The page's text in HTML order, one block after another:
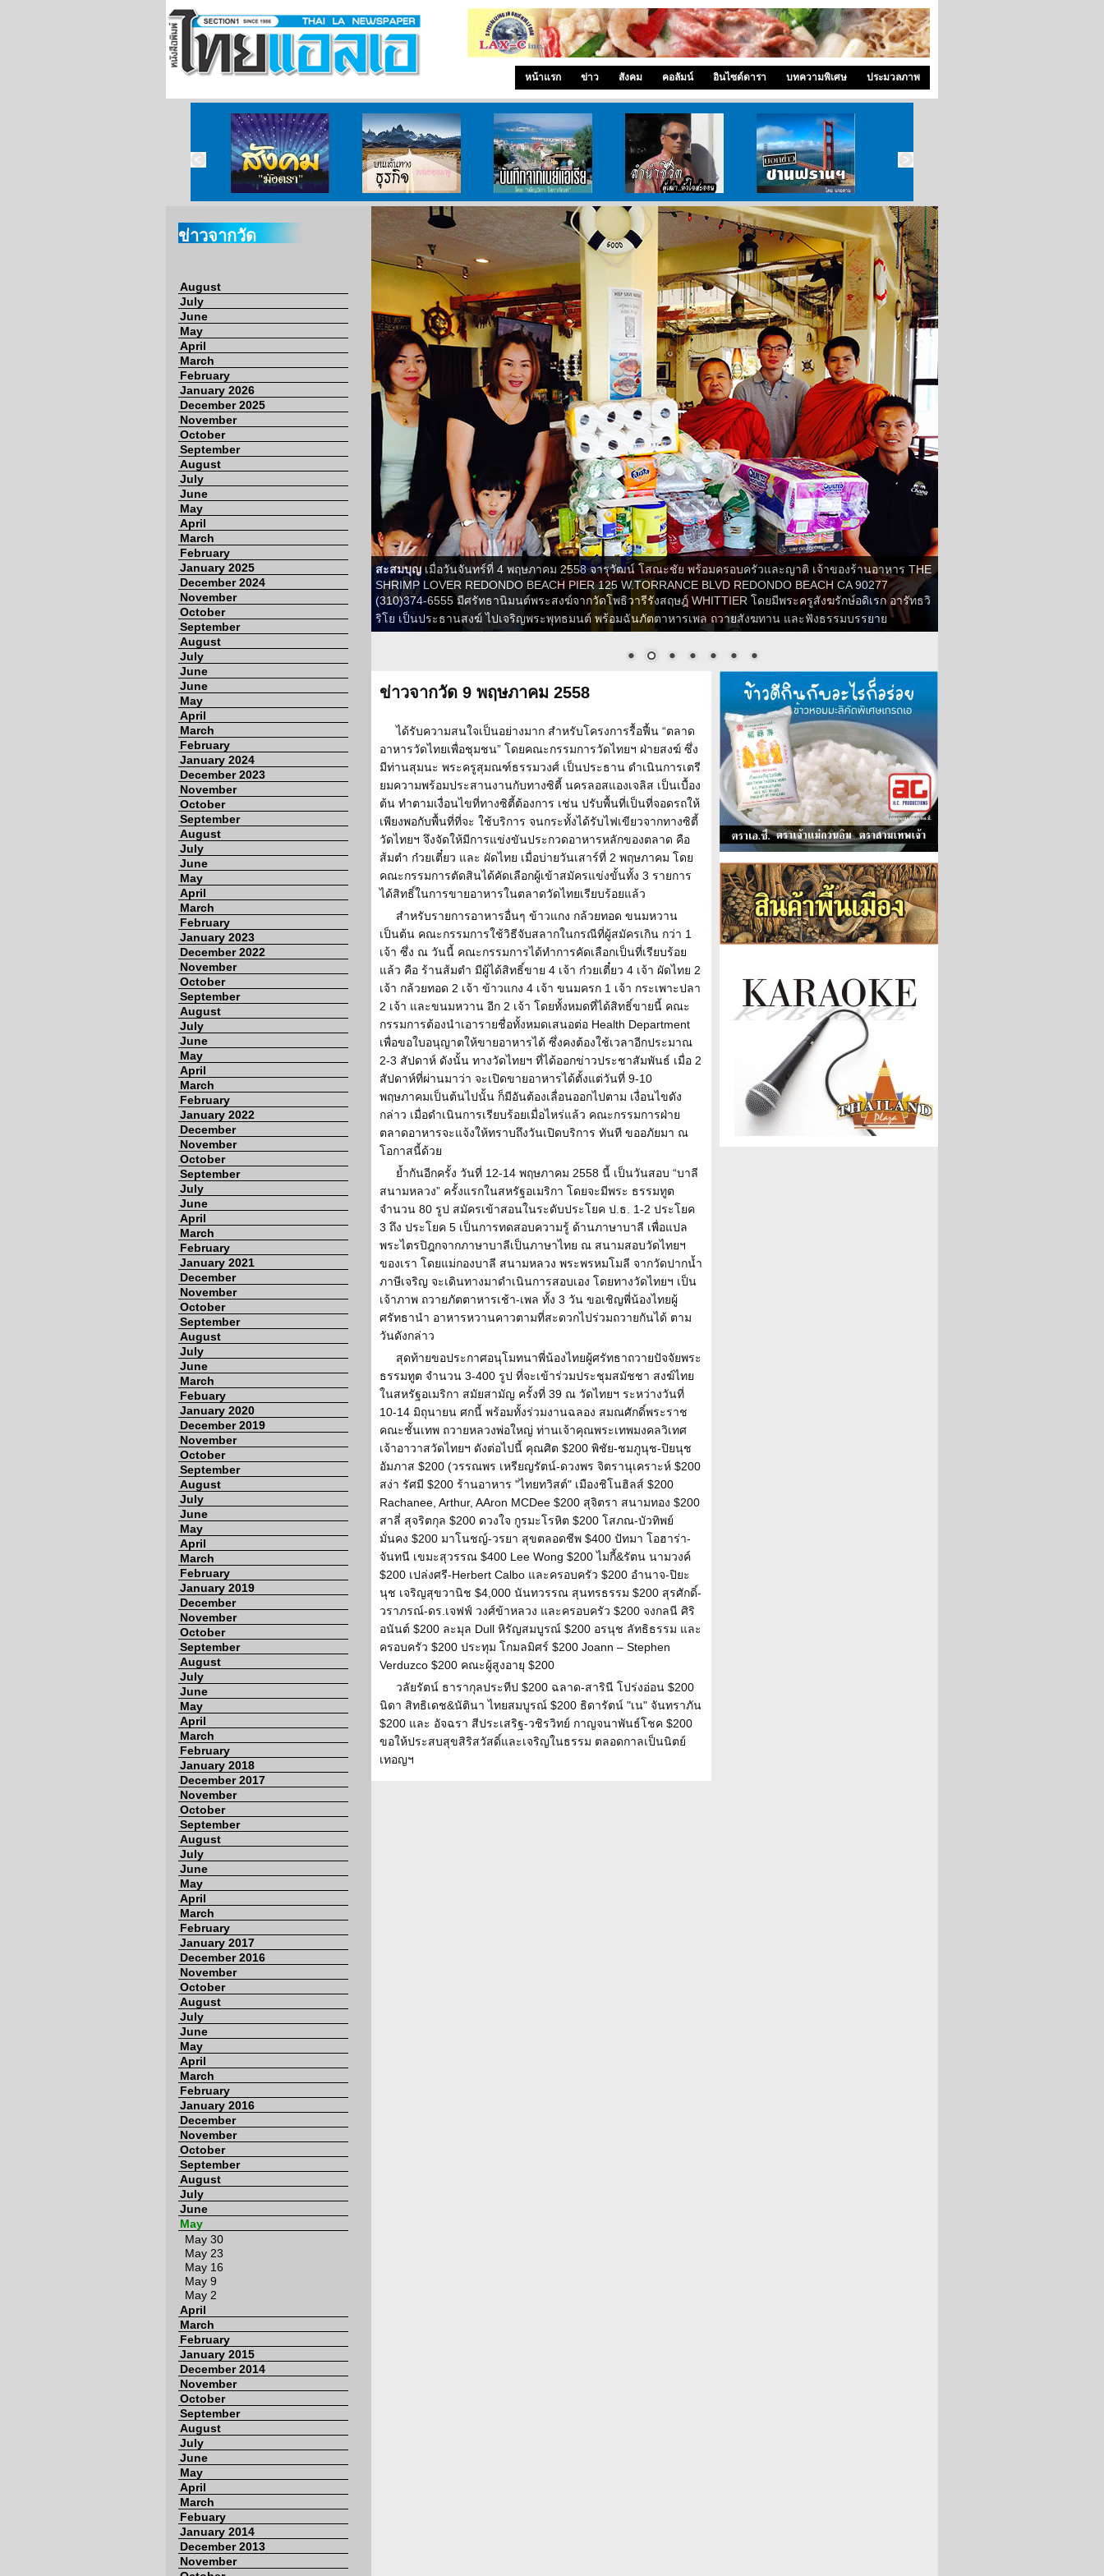
หน้าแรก ข่าว สังคม คอลัมน์ อินไซด์ดารา บทความพิเศษ ประมวลภาพ
สังคมมังตรา บนเส้นทางธุรกิจ บันทึกจากเบย์เอเรีย ลำนำ..ชีวิต บอกข่าว ซานฟราน ท่องไปใน San Francisco
ข่าวจากวัด
August
July
June
May
April
March
February
January 2026
December 2025
November
October
September
August
July
June
May
April
March
February
January 2025
December 2024
November
October
September
August
July
June
June
May
April
March
February
January 2024
December 2023
November
October
September
August
July
June
May
April
March
February
January 2023
December 2022
November
October
September
August
July
June
May
April
March
February
January 2022
December
November
October
September
July
June
April
March
February
January 2021
December
November
October
September
August
July
June
March
Febuary
January 2020
December 2019
November
October
September
August
July
June
May
April
March
February
January 2019
December
November
October
September
August
July
June
May
April
March
February
January 2018
December 2017
November
October
September
August
July
June
May
April
March
February
January 2017
December 2016
November
October
August
July
June
May
April
March
February
January 2016
December
November
October
September
August
July
June
May
May 30
May 23
May 16
May 9
May 2
April
March
February
January 2015
December 2014
November
October
September
August
July
June
May
April
March
Febuary
January 2014
December 2013
November
สะสมบุญเมื่อวันจันทร์ที่ 4 พฤษภาคม 2558 จารุวัฒน์ โสณะชัย พร้อมครอบครัวและญาติ เจ้าของร้านอาหาร THE
SHRIMP LOVER REDONDO BEACH PIER 125 W.TORRANCE BLVD REDONDO BEACH CA 90277
(310)374-6555 มีศรัทธานิมนต์พระสงฆ์จากวัดโพธิวารีรังสฤษฎ์ WHITTIER โดยมีพระครูสังฆรักษ์อดิเรก อารัทธวิ
ริโย เป็นประธานสงฆ์ ไปเจริญพระพุทธมนต์ พร้อมฉันภัตตาหารเพล ถวายสังฆทาน และฟังธรรมบรรยาย
ข่าวจากวัด 9 พฤษภาคม 2558
ได้รับความสนใจเป็นอย่างมาก สำหรับโครงการรื้อฟื้น “ตลาด
อาหารวัดไทยเพื่อชุมชน” โดยคณะกรรมการวัดไทยฯ ฝ่ายสงฆ์ ซึ่ง
มีท่านสุมนะ พระครูสุมณฑ์ธรรมวงศ์ เป็นประธาน ดำเนินการเตรี
ยมความพร้อมประสานงานกับทางซิตี้ นครลอสแองเจลิส เป็นเบื้อง
ต้น ทำตามเงื่อนไขที่ทางซิตี้ต้องการ เช่น ปรับพื้นที่เป็นที่จอดรถให้
เพียงพอกับพื้นที่ที่จะ ใช้บริการ จนกระทั้งได้รับไฟเขียวจากทางซิตี้
วัดไทยฯ จึงจัดให้มีการแข่งขันประกวดอาหารหลักของตลาด คือ
ส้มตำ ก๋วยเตี๋ยว และ ผัดไทย เมื่อบ่ายวันเสาร์ที่ 2 พฤษภาคม โดย
คณะกรรมการตัดสินได้คัดเลือกผู้เข้าสมัครแข่งขั้นทั้ง 3 รายการ
ได้สิทธิ์ในการขายอาหารในตลาดวัดไทยเรียบร้อยแล้ว
สำหรับรายการอาหารอื่นๆ ข้าวแกง กล้วยทอด ขนมหวาน
เป็นต้น คณะกรรมการใช้วิธีจับสลากในกรณีที่ผู้สมัครเกิน กว่า 1
เจ้า ซึ่ง ณ วันนี้ คณะกรรมการได้ทำการคัดเลือกเป็นที่เรียบร้อย
แล้ว คือ ร้านส้มตำ มีผู้ได้สิทธิ์ขาย 4 เจ้า ก๋วยเตี๋ยว 4 เจ้า ผัดไทย 2
เจ้า กล้วยทอด 2 เจ้า ข้าวแกง 4 เจ้า ขนมครก 1 เจ้า กระเพาะปลา
2 เจ้า และขนมหวาน อีก 2 เจ้า โดยทั้งหมดที่ได้สิทธิ์ขายนี้ คณะ
กรรมการต้องนำเอารายชื่อทั้งหมดเสนอต่อ Health Department
เพื่อขอใบอนุญาตให้ขายอาหารได้ ซึ่งคงต้องใช้เวลาอีกประมาณ
2-3 สัปดาห์ ดังนั้น ทางวัดไทยฯ ที่ได้ออกข่าวประชาสัมพันธ์ เมื่อ 2
สัปดาห์ที่ผ่านมาว่า จะเปิดขายอาหารได้ตั้งแต่วันที่ 9-10
พฤษภาคมเป็นต้นไปนั้น ก็มีอันต้องเลื่อนออกไปตาม เงื่อนไขดัง
กล่าว เมื่อดำเนินการเรียบร้อยเมื่อไหร่แล้ว คณะกรรมการฝ่าย
ตลาดอาหารจะแจ้งให้ทราบถึงวันเปิดบริการ ทันที ขออภัยมา ณ
โอกาสนี้ด้วย
ย้ำกันอีกครั้ง วันที่ 12-14 พฤษภาคม 2558 นี้ เป็นวันสอบ “บาลี
สนามหลวง” ครั้งแรกในสหรัฐอเมริกา โดยจะมีพระ ธรรมทูต
จำนวน 80 รูป สมัครเข้าสอนในระดับประโยค ป.ธ. 1-2 ประโยค
3 ถึง ประโยค 5 เป็นการทดสอบความรู้ ด้านภาษาบาลี เพื่อแปล
พระไตรปิฎกจากภาษาบาลีเป็นภาษาไทย ณ สนามสอบวัดไทยฯ
ของเรา โดยแม่กองบาลี สนามหลวง พระพรหมโมลี จากวัดปากน้ำ
ภาษีเจริญ จะเดินทางมาดำเนินการสอบเอง โดยทางวัดไทยฯ เป็น
เจ้าภาพ ถวายภัตตาหารเช้า-เพล ทั้ง 3 วัน ขอเชิญพี่น้องไทยผู้
ศรัทธานำ อาหารหวานคาวตามที่สะดวกไปร่วมถวายกันได้ ตาม
วันดังกล่าว
สุดท้ายขอประกาศอนุโมทนาพี่น้องไทยผู้ศรัทธาถวายปัจจัยพระ
ธรรมทูต จำนวน 3-400 รูป ที่จะเข้าร่วมประชุมสมัชชา สงฆ์ไทย
ในสหรัฐอเมริกา สมัยสามัญ ครั้งที่ 39 ณ วัดไทยฯ ระหว่างวันที่
10-14 มิถุนายน ศกนี้ พร้อมทั้งร่วมงานฉลอง สมณศักดิ์พระราช
คณะชั้นเทพ ถวายหลวงพ่อใหญ่ ท่านเจ้าคุณพระเทพมงคลวิเทศ
เจ้าอาวาสวัดไทยฯ ดังต่อไปนี้ คุณศิต $200 พิชัย-ชมภูนุช-ปิยนุช
อัมภาส $200 (วรรณพร เหรียญรัตน์-ดวงพร จิตรานุเคราะห์ $200
สง่า รัศมี $200 ร้านอาหาร "ไทยทวิสต์" เมืองชิโนฮิลส์ $200
Rachanee, Arthur, AAron MCDee $200 สุจิตรา สนามทอง $200
สาลี่ สุจริตกุล $200 ดวงใจ กูรมะโรหิต $200 โสภณ-บัวทิพย์
มั่นคง $200 มาโนชญ์-วรยา สุขตลอดชีพ $400 ปัทมา โอฮาร่า-
จันทนี เขมะสุวรรณ $400 Lee Wong $200 ไมกี้&รัตน นามวงค์
$200 เปล่งศรี-Herbert Calbo และครอบครัว $200 อำนาจ-ปิยะ
นุช เจริญสุขวานิช $4,000 นันทวรรณ สุนทรธรรม $200 สุรศักดิ์-
วราภรณ์-ดร.เจฟฟ์ วงศ์ข้าหลวง และครอบครัว $200 จงกลนี ศิริ
อนันต์ $200 ละมุล Dull หิรัญสมบูรณ์ $200 อรนุช ลัทธิธรรม และ
ครอบครัว $200 ประทุม โกมลมิศร์ $200 Joann – Stephen
Verduzco $200 คณะผู้สูงอายุ $200
วลัยรัตน์ ธารากุลประทีป $200 ฉลาด-สารินี โปร่งอ่อน $200
นิดา สิทธิเดช&นัตินา ไทยสมบูรณ์ $200 ธิดารัตน์ "เน" จันทราภัน
$200 และ อัจฉรา สีประเสริฐ-วชิรวิทย์ กาญจนาพันธ์โชค $200
ขอให้ประสบสุขสิริสวัสดิ์และเจริญในธรรม ตลอดกาลเป็นนิตย์
เทอญฯ